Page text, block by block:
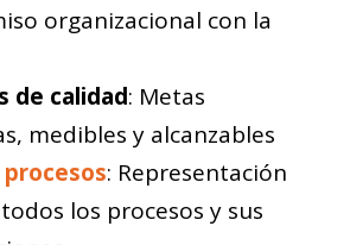
organizacional con la
de calidad: Metas
medibles y alcanzables
: Representación
los procesos y sus